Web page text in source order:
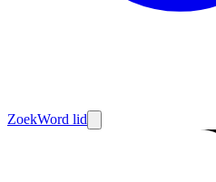
ZoekWord lid